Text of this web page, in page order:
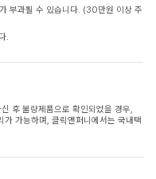
부과될 수 있습니다. (30만원 이상 주
.
후 불량제품으로 확인되었을 경우,
가능하며, 클릭앤퍼니에서는 국내택